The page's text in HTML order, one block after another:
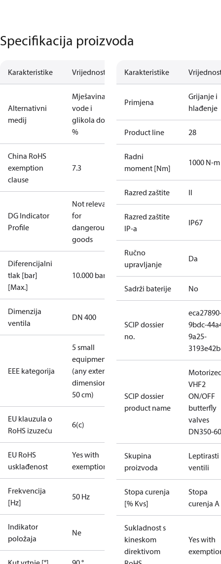
Specifikacija proizvoda
Karakteristike Vrijednost
Alternativni
medij
Mješavina
vode i
glikola do 50
%
China RoHS
exemption
clause
7.3
DG Indicator
Profile
Not relevant
for
dangerous
goods
Diferencijalni
tlak [bar]
[Max.]
10.000 bar
Dimenzija
ventila
DN 400
EEE kategorija
5 small
equipment
(any external
dimension <
50 cm)
EU klauzula o
RoHS izuzeću
6(c)
EU RoHS
usklađenost
Yes with
exemptions
Frekvencija
[Hz]
50 Hz
Indikator
položaja
Ne
Karakteristike
Primjena
Grijanje i
hlađenje
Product line 28
Radni
moment [Nm]
1000 N-m
Razred zaštite II
Razred zaštite
IP-a
IP67
Ručno
upravljanje
Da
Sadrži baterije No
SCIP dossier
no.
9bdc-
9a25-
SCIP dossier
product name
VHF2
ON/OFF
butterfly
valves
DN350-
Skupina
proizvoda
Leptirasti
ventili
Stopa curenja
[% Kvs]
Stopa
curenja A
Sukladnost s
kineskom
direktivom
Yes with